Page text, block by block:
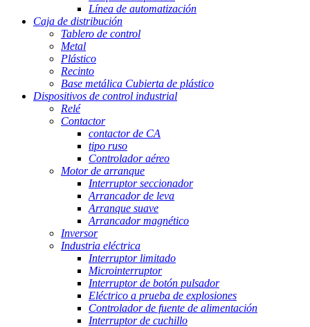
Línea de automatización
Caja de distribución
Tablero de control
Metal
Plástico
Recinto
Base metálica Cubierta de plástico
Dispositivos de control industrial
Relé
Contactor
contactor de CA
tipo ruso
Controlador aéreo
Motor de arranque
Interruptor seccionador
Arrancador de leva
Arranque suave
Arrancador magnético
Inversor
Industria eléctrica
Interruptor limitado
Microinterruptor
Interruptor de botón pulsador
Eléctrico a prueba de explosiones
Controlador de fuente de alimentación
Interruptor de cuchillo